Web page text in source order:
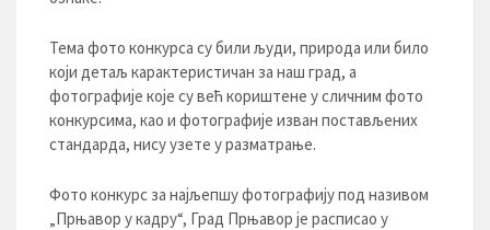
Тема фото конкурса су били људи, природа или било
који детаљ карактеристичан за наш град, а
фотографије које су већ кориштене у сличним фото
конкурсима, као и фотографије изван постављених
стандарда, нису узете у разматрање.
Фото конкурс за најљепшу фотографију под називом
„Прњавор у кадру“, Град Прњавор је расписао у